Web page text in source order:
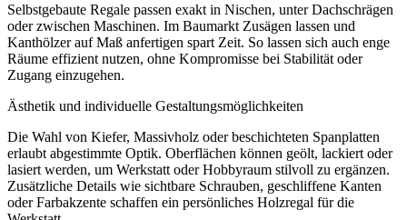
Selbstgebaute Regale passen exakt in Nischen, unter Dachschrägen
oder zwischen Maschinen. Im Baumarkt Zusägen lassen und
Kanthölzer auf Maß anfertigen spart Zeit. So lassen sich auch enge
Räume effizient nutzen, ohne Kompromisse bei Stabilität oder
Zugang einzugehen.
Ästhetik und individuelle Gestaltungsmöglichkeiten
Die Wahl von Kiefer, Massivholz oder beschichteten Spanplatten
erlaubt abgestimmte Optik. Oberflächen können geölt, lackiert oder
lasiert werden, um Werkstatt oder Hobbyraum stilvoll zu ergänzen.
Zusätzliche Details wie sichtbare Schrauben, geschliffene Kanten
oder Farbakzente schaffen ein persönliches Holzregal für die